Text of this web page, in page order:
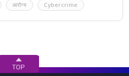
आरोग्य Cybercrime